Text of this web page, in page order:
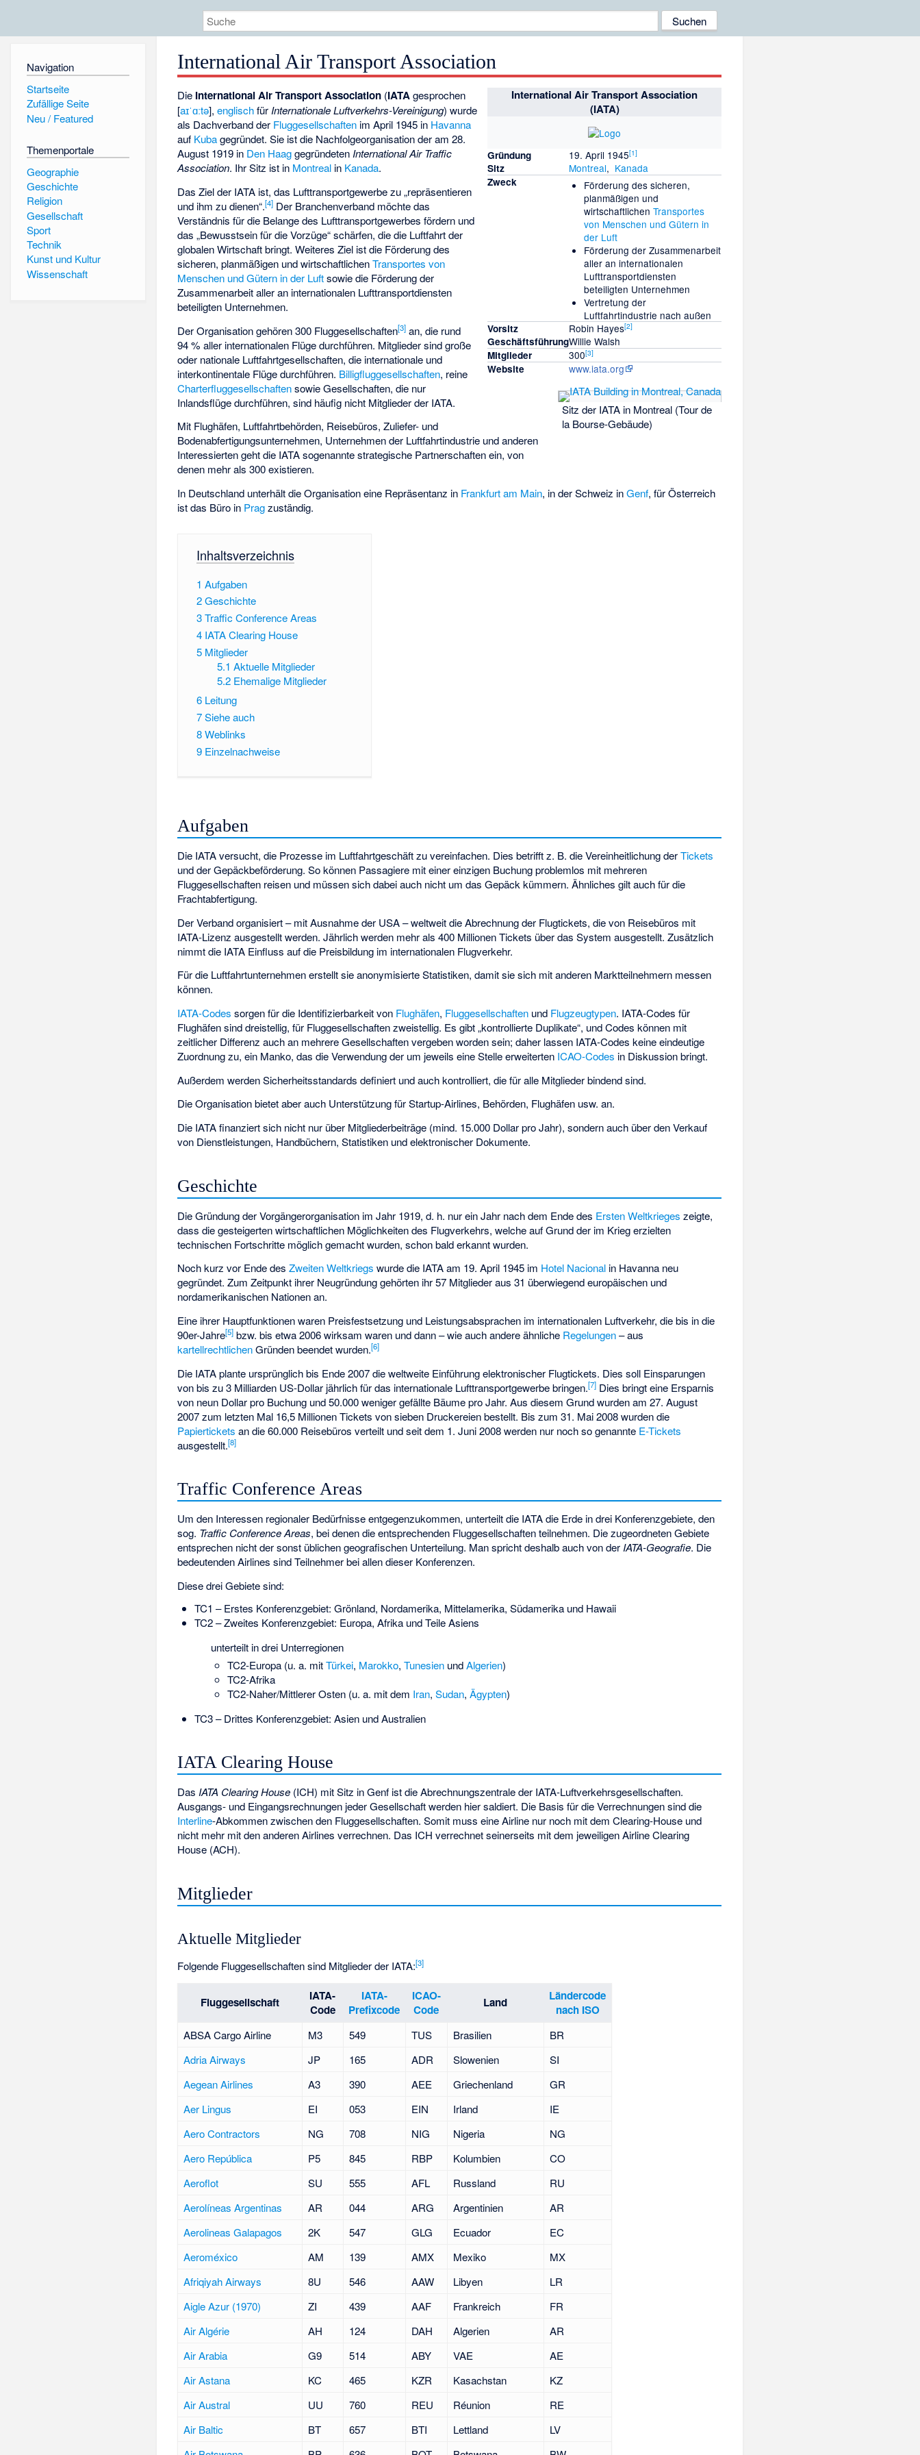
Navigation
Startseite
Zufällige Seite
Neu / Featured
Themenportale
Geographie
Geschichte
Religion
Gesellschaft
Sport
Technik
Kunst und Kultur
Wissenschaft
International Air Transport Association
International Air Transport Association
(IATA)
Gründung 19. April 1945[1]
Sitz Montreal, Kanada
Zweck
Förderung des sicheren,
planmäßigen und
wirtschaftlichenTransportes
von Menschen und Gütern in
der Luft
Förderung der Zusammenarbeit
aller an internationalen
Lufttransportdiensten
beteiligten Unternehmen
Vertretung der
Luftfahrtindustrie nach außen
Vorsitz Robin Hayes[2]
GeschäftsführungWillie Walsh
Mitglieder 300[3]
Website www.iata.org
Die International Air Transport Association (IATAgesprochen
[aɪˈɑːtə],englischfürInternationale Luftverkehrs-Vereinigung) wurde
als Dachverband der Fluggesellschaften im April 1945 in Havanna
auf Kubagegründet. Sie ist die Nachfolgeorganisation der am 28.
August 1919 in Den HaaggegründetenInternational Air Traffic
Association. Ihr Sitz ist in Montreal in Kanada.
Sitz der IATA in Montreal (Tour de
la Bourse-Gebäude)
Das Ziel der IATA ist, das Lufttransportgewerbe zu „repräsentieren
und ihm zu dienen“.[4] Der Branchenverband möchte das
Verständnis für die Belange des Lufttransportgewerbes fördern und
das „Bewusstsein für die Vorzüge“ schärfen, die die Luftfahrt der
globalen Wirtschaft bringt. Weiteres Ziel ist die Förderung des
sicheren, planmäßigen und wirtschaftlichenTransportes von
Menschen und Gütern in der Luftsowie die Förderung der
Zusammenarbeit aller an internationalen Lufttransportdiensten
beteiligten Unternehmen.
Der Organisation gehören 300 Fluggesellschaften[3] an, die rund
94 % aller internationalen Flüge durchführen. Mitglieder sind große
oder nationale Luftfahrtgesellschaften, die internationale und
interkontinentale Flüge durchführen. Billigfluggesellschaften, reine
Charterfluggesellschaftensowie Gesellschaften, die nur
Inlandsflüge durchführen, sind häufig nicht Mitglieder der IATA.
Mit Flughäfen, Luftfahrtbehörden, Reisebüros, Zuliefer- und
Bodenabfertigungsunternehmen, Unternehmen der Luftfahrtindustrie und anderen
Interessierten geht die IATA sogenannte strategische Partnerschaften ein, von
denen mehr als 300 existieren.
In Deutschland unterhält die Organisation eine Repräsentanz in Frankfurt am Main, in der Schweiz inGenf, für Österreich
ist das Büro in Pragzuständig.
Inhaltsverzeichnis
1 Aufgaben
2Geschichte
3Traffic Conference Areas
4 IATA Clearing House
5 Mitglieder
5.1 Aktuelle Mitglieder
5.2 Ehemalige Mitglieder
6 Leitung
7Siehe auch
8Weblinks
9 Einzelnachweise
Aufgaben
Die IATA versucht, die Prozesse im Luftfahrtgeschäft zu vereinfachen. Dies betrifft z. B. die Vereinheitlichung derTickets
und der Gepäckbeförderung. So können Passagiere mit einer einzigen Buchung problemlos mit mehreren
Fluggesellschaften reisen und müssen sich dabei auch nicht um das Gepäck kümmern. Ähnliches gilt auch für die
Frachtabfertigung.
Der Verband organisiert – mit Ausnahme der USA – weltweit die Abrechnung der Flugtickets, die von Reisebüros mit
IATA-Lizenz ausgestellt werden. Jährlich werden mehr als 400 Millionen Tickets über das System ausgestellt. Zusätzlich
nimmt die IATA Einfluss auf die Preisbildung im internationalen Flugverkehr.
Für die Luftfahrtunternehmen erstellt sie anonymisierte Statistiken, damit sie sich mit anderen Marktteilnehmern messen
können.
IATA-Codes sorgen für die Identifizierbarkeit von Flughäfen, Fluggesellschaften und Flugzeugtypen. IATA-Codes für
Flughäfen sind dreistellig, für Fluggesellschaften zweistellig. Es gibt „kontrollierte Duplikate“, und Codes können mit
zeitlicher Differenz auch an mehrere Gesellschaften vergeben worden sein; daher lassen IATA-Codes keine eindeutige
Zuordnung zu, ein Manko, das die Verwendung der um jeweils eine Stelle erweiterten ICAO-Codes in Diskussion bringt.
Außerdem werden Sicherheitsstandards definiert und auch kontrolliert, die für alle Mitglieder bindend sind.
Die Organisation bietet aber auch Unterstützung für Startup-Airlines, Behörden, Flughäfen usw. an.
Die IATA finanziert sich nicht nur über Mitgliederbeiträge (mind. 15.000 Dollar pro Jahr), sondern auch über den Verkauf
von Dienstleistungen, Handbüchern, Statistiken und elektronischer Dokumente.
Geschichte
Die Gründung der Vorgängerorganisation im Jahr 1919, d. h. nur ein Jahr nach dem Ende des Ersten Weltkrieges zeigte,
dass die gesteigerten wirtschaftlichen Möglichkeiten des Flugverkehrs, welche auf Grund der im Krieg erzielten
technischen Fortschritte möglich gemacht wurden, schon bald erkannt wurden.
Noch kurz vor Ende desZweiten Weltkriegs wurde die IATA am 19. April 1945 im Hotel Nacional in Havanna neu
gegründet. Zum Zeitpunkt ihrer Neugründung gehörten ihr 57 Mitglieder aus 31 überwiegend europäischen und
nordamerikanischen Nationen an.
Eine ihrer Hauptfunktionen waren Preisfestsetzung und Leistungsabsprachen im internationalen Luftverkehr, die bis in die
90er-Jahre[5] bzw. bis etwa 2006 wirksam waren und dann – wie auch andere ähnliche Regelungen– aus
kartellrechtlichenGründen beendet wurden.[6]
Die IATA plante ursprünglich bis Ende 2007 die weltweite Einführung elektronischer Flugtickets. Dies soll Einsparungen
von bis zu 3 Milliarden US-Dollar jährlich für das internationale Lufttransportgewerbe bringen.[7] Dies bringt eine Ersparnis
von neun Dollar pro Buchung und 50.000 weniger gefällte Bäume pro Jahr. Aus diesem Grund wurden am 27. August
2007 zum letzten Mal 16,5 Millionen Tickets von sieben Druckereien bestellt. Bis zum 31. Mai 2008 wurden die
Papiertickets an die 60.000 Reisebüros verteilt und seit dem 1. Juni 2008 werden nur noch so genannte E-Tickets
ausgestellt.[8]
Traffic Conference Areas
Um den Interessen regionaler Bedürfnisse entgegenzukommen, unterteilt die IATA die Erde in drei Konferenzgebiete, den
sog. Traffic Conference Areas, bei denen die entsprechenden Fluggesellschaften teilnehmen. Die zugeordneten Gebiete
entsprechen nicht der sonst üblichen geografischen Unterteilung. Man spricht deshalb auch von der IATA-Geografie. Die
bedeutenden Airlines sind Teilnehmer bei allen dieser Konferenzen.
Diese drei Gebiete sind:
TC1 – Erstes Konferenzgebiet: Grönland, Nordamerika, Mittelamerika, Südamerika und Hawaii
TC2 – Zweites Konferenzgebiet: Europa, Afrika und Teile Asiens
unterteilt in drei Unterregionen
TC2-Europa (u. a. mitTürkei, Marokko,Tunesien undAlgerien)
TC2-Afrika
TC2-Naher/Mittlerer Osten (u. a. mit dem Iran,Sudan,Ägypten)
TC3 – Drittes Konferenzgebiet: Asien und Australien
IATA Clearing House
Das IATA Clearing House (ICH) mit Sitz in Genf ist die Abrechnungszentrale der IATA-Luftverkehrsgesellschaften.
Ausgangs- und Eingangsrechnungen jeder Gesellschaft werden hier saldiert. Die Basis für die Verrechnungen sind die
Interline-Abkommen zwischen den Fluggesellschaften. Somit muss eine Airline nur noch mit dem Clearing-House und
nicht mehr mit den anderen Airlines verrechnen. Das ICH verrechnet seinerseits mit dem jeweiligen Airline Clearing
House (ACH).
Mitglieder
Aktuelle Mitglieder
Folgende Fluggesellschaften sind Mitglieder der IATA:[3]
Fluggesellschaft
IATA-
Code
IATA-
Prefixcode
ICAO-
Code
Land
Ländercode
nach ISO
ABSA Cargo Airline M3 549 TUS Brasilien
BR
Adria Airways
JP 165 ADR Slowenien
SI
Aegean Airlines
A3 390 AEE Griechenland
GR
Aer Lingus
EI 053 EIN Irland
IE
Aero Contractors
NG 708 NIG Nigeria
NG
Aero República
P5 845 RBP Kolumbien
CO
Aeroflot
SU 555 AFL Russland
RU
Aerolíneas Argentinas
AR 044 ARG Argentinien
AR
Aerolineas Galapagos
2K 547 GLG Ecuador
EC
Aeroméxico
AM 139 AMX Mexiko
MX
Afriqiyah Airways
8U 546 AAW Libyen
LR
Aigle Azur (1970)
ZI 439 AAF Frankreich
FR
Air Algérie
AH 124 DAH Algerien
AR
Air Arabia
G9 514 ABY VAE
AE
Air Astana
KC 465 KZR Kasachstan
KZ
Air Austral
UU 760 REU Réunion
RE
Air Baltic
BT 657 BTI Lettland
LV